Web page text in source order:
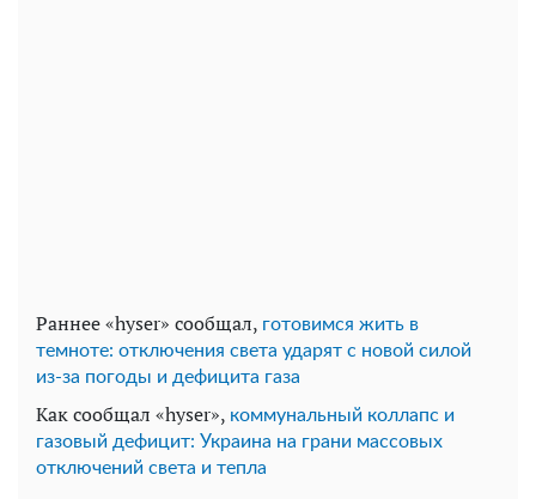
Раннее «hyser» сообщал, готовимся жить в
темноте: отключения света ударят с новой силой
из-за погоды и дефицита газа
Как сообщал «hyser», коммунальный коллапс и
газовый дефицит: Украина на грани массовых
отключений света и тепла